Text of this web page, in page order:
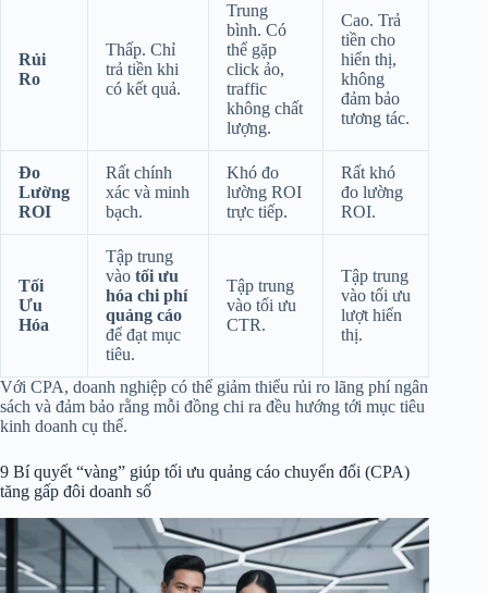
Rủi
Ro
Thấp. Chỉ
trả tiền khi
có kết quả.
Trung
bình. Có
thể gặp
click ảo,
traffic
không chất
lượng.
Cao. Trả
tiền cho
hiển thị,
không
đảm bảo
tương tác.
Đo
Lường
ROI
Rất chính
xác và minh
bạch.
Khó đo
lường ROI
trực tiếp.
Rất khó
đo lường
ROI.
Tối
Ưu
Hóa
Tập trung
vào tối ưu
hóa chi phí
quảng cáo
để đạt mục
tiêu.
Tập trung
vào tối ưu
CTR.
Tập trung
vào tối ưu
lượt hiển
thị.
Với CPA, doanh nghiệp có thể giảm thiểu rủi ro lãng phí ngân
sách và đảm bảo rằng mỗi đồng chi ra đều hướng tới mục tiêu
kinh doanh cụ thể.
9 Bí quyết “vàng” giúp tối ưu quảng cáo chuyển đổi (CPA)
tăng gấp đôi doanh số